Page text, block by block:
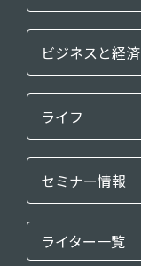
ビジネスと経済
ライフ
セミナー情報
ライター一覧